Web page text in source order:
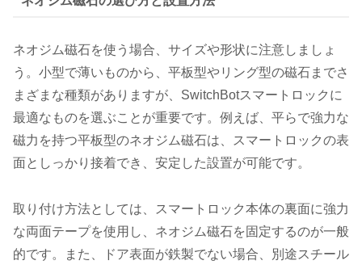
ネオジム磁石を使う場合、サイズや形状に注意しましょ
う。小型で薄いものから、平板型やリング型の磁石までさ
まざまな種類がありますが、SwitchBotスマートロックに
最適なものを選ぶことが重要です。例えば、平らで強力な
磁力を持つ平板型のネオジム磁石は、スマートロックの表
面としっかり接着でき、安定した設置が可能です。
取り付け方法としては、スマートロック本体の裏面に強力
な両面テープを使用し、ネオジム磁石を固定するのが一般
的です。また、ドア表面が鉄製でない場合、別途スチール